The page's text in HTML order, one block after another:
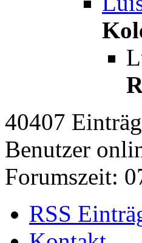
40407
Benutzer
Forumszeit:
RSS